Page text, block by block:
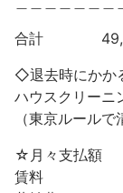
合計
◇退去時にかか
ハウスクリー
（東京ルールで
☆月々支払額
賃料